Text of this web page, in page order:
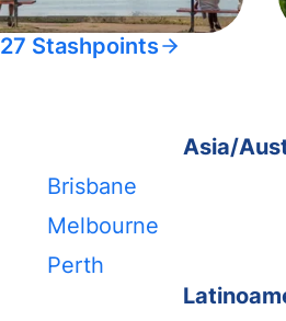
27 Stashpoints
Asia/
Brisbane
Melbourne
Perth